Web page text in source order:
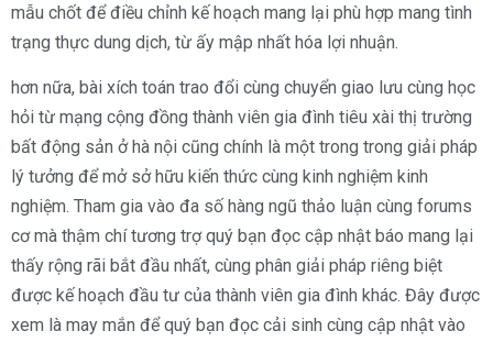
mẫu chốt để điều chỉnh kế hoạch mang lại phù hợp mang tình
trạng thực dung dịch, từ ấy mập nhất hóa lợi nhuận.
hơn nữa, bài xích toán trao đổi cùng chuyển giao lưu cùng học
hỏi từ mạng cộng đồng thành viên gia đình tiêu xài thị trường
bất động sản ở hà nội cũng chính là một trong trong giải pháp
lý tưởng để mở sở hữu kiến thức cùng kinh nghiệm kinh
nghiệm. Tham gia vào đa số hàng ngũ thảo luận cùng forums
cơ mà thậm chí tương trợ quý bạn đọc cập nhật báo mang lại
thấy rộng rãi bắt đầu nhất, cùng phân giải pháp riêng biệt
được kế hoạch đầu tư của thành viên gia đình khác. Đây được
xem là may mắn để quý bạn đọc cải sinh cùng cập nhật vào